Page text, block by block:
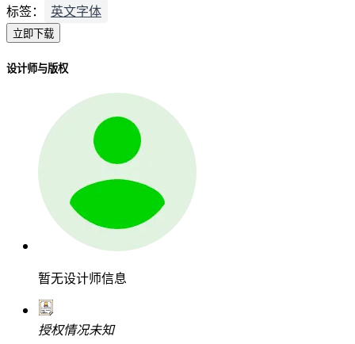
标签： 英文字体
立即下载
设计师与版权
暂无设计师信息
授权情况未知